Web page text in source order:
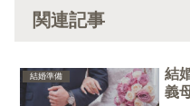
関連記事
結婚準備
結
義